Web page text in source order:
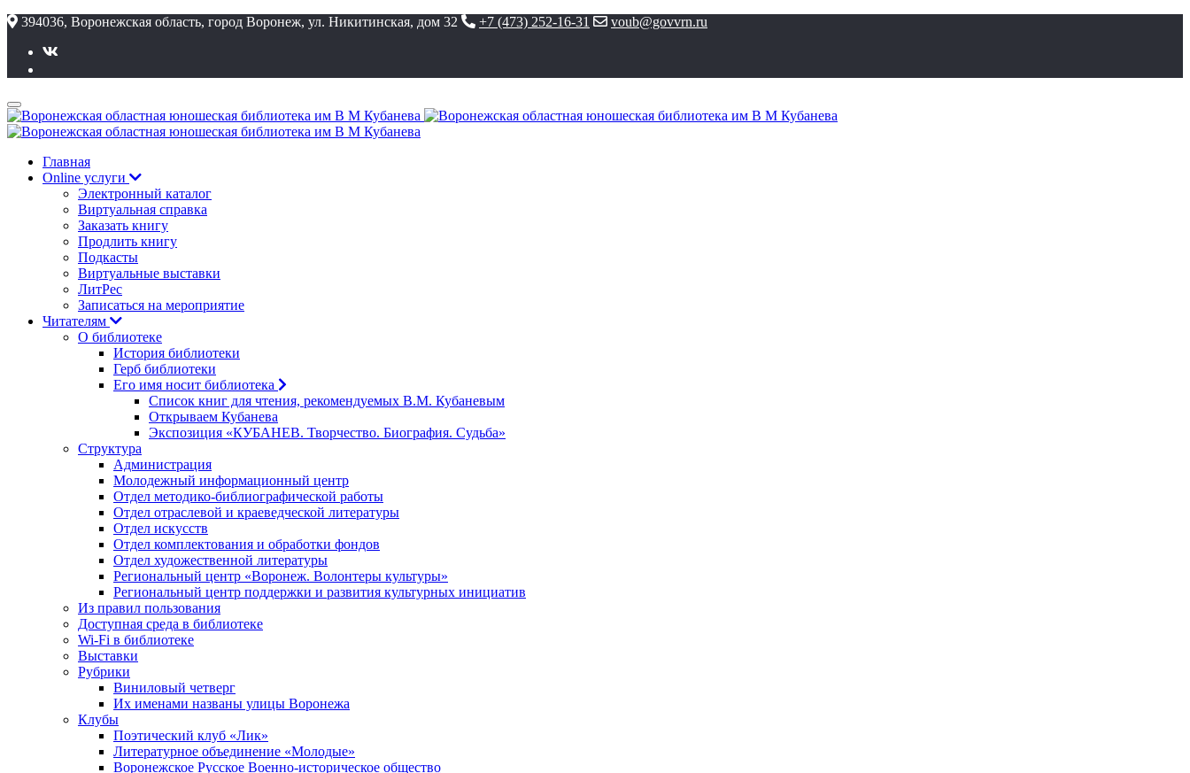
394036, Воронежская область, город Воронеж, ул. Никитинская, дом 32
+7 (473) 252-16-31 voub@govvrn.ru
Главная
Online услуги
Электронный каталог
Виртуальная справка
Заказать книгу
Продлить книгу
Подкасты
Виртуальные выставки
ЛитРес
Записаться на мероприятие
Читателям
О библиотеке
История библиотеки
Герб библиотеки
Его имя носит библиотека
Список книг для чтения, рекомендуемых В.М. Кубаневым
Открываем Кубанева
Экспозиция «КУБАНЕВ. Творчество. Биография. Судьба»
Структура
Администрация
Молодежный информационный центр
Отдел методико-библиографической работы
Отдел отраслевой и краеведческой литературы
Отдел искусств
Отдел комплектования и обработки фондов
Отдел художественной литературы
Региональный центр «Воронеж. Волонтеры культуры»
Региональный центр поддержки и развития культурных инициатив
Из правил пользования
Доступная среда в библиотеке
Wi-Fi в библиотеке
Выставки
Рубрики
Виниловый четверг
Их именами названы улицы Воронежа
Клубы
Поэтический клуб «Лик»
Литературное объединение «Молодые»
Воронежское Русское Военно-историческое общество